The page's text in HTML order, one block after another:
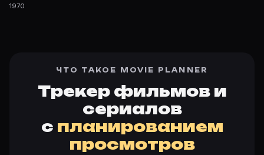
1970
ЧТО ТАКОЕ MOVIE PLANNER
Трекер фильмов и
сериалов
с планированием
просмотров